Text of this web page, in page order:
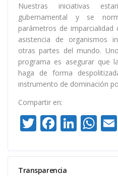
Nuestras iniciativas
gubernamental y se
parámetros de imparcialidad
asistencia de organismos
otras partes del mundo.
programa es asegurar que
haga de forma
instrumento de dominación
Compartir en:
Twitter
Transparencia